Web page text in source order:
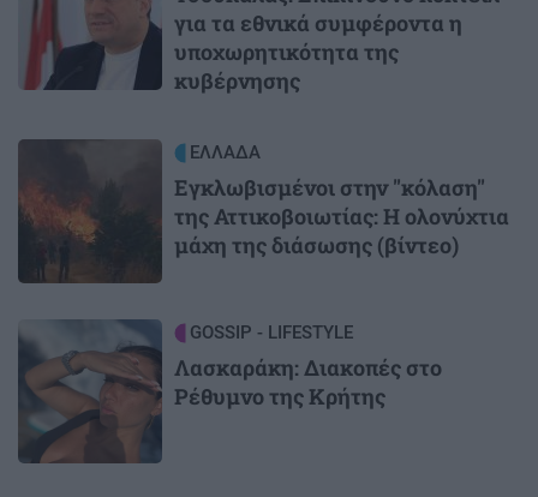
για τα εθνικά συμφέροντα η
υποχωρητικότητα της
κυβέρνησης
ΕΛΛΑΔΑ
Εγκλωβισμένοι στην "κόλαση"
της Αττικοβοιωτίας: Η ολονύχτια
μάχη της διάσωσης (βίντεο)
Image GOSSIP - LIFESTYLE
Λασκαράκη: Διακοπές στο
Ρέθυμνο της Κρήτης